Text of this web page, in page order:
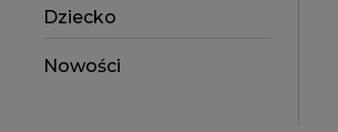
Dziecko
Nowości